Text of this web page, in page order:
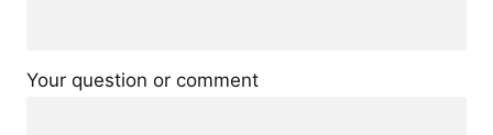
Your question or comment